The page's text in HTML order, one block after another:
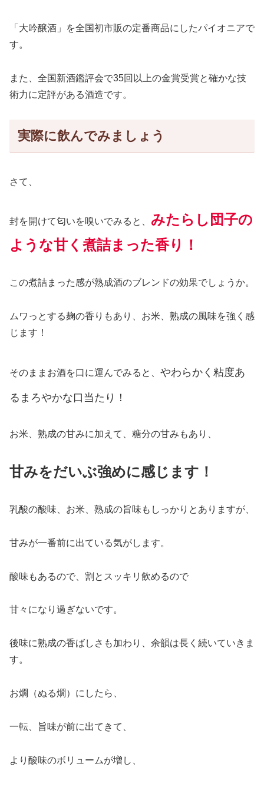
「大吟醸酒」を全国初市販の定番商品にしたパイオニアで
す。
また、全国新酒鑑評会で35回以上の金賞受賞と確かな技
術力に定評がある酒造です。
実際に飲んでみましょう
さて、
封を開けて匂いを嗅いでみる と
みたらし団子の
ような甘く煮詰まった香り！
この煮詰まった感が熟成酒のブレンドの効果でしょうか。
ムワっとする麹の香りもあり、お米、熟成の風味を強く感
じます！
そのままお酒を口に運んでみると、 やわらか く 粘度あ
る まろやかな口当たり！
お米、熟成の甘みに加えて、糖分の甘みもあり、
甘みをだいぶ強めに感じます！
乳酸の酸味、お米、熟成の旨味もしっかりとありますが、
甘みが一番前に出ている気がします。
酸味もあるので、割とスッキリ飲めるので
甘々になり過ぎないです。
後味に熟成の香ばしさも加わり、余韻は長く続いていきま
す。
お燗（ぬる燗）にしたら、
一転、旨味が前に出てきて、
より酸味のボリュームが増し、